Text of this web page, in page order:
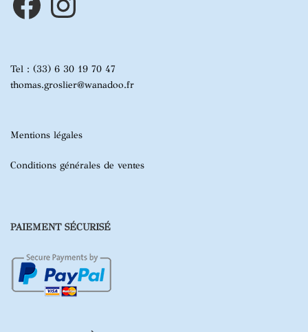
Tel : (33) 6 30 19 70 47
thomas.groslier@wanadoo.fr
Mentions légales
Conditions générales de ventes
PAIEMENT SÉCURISÉ